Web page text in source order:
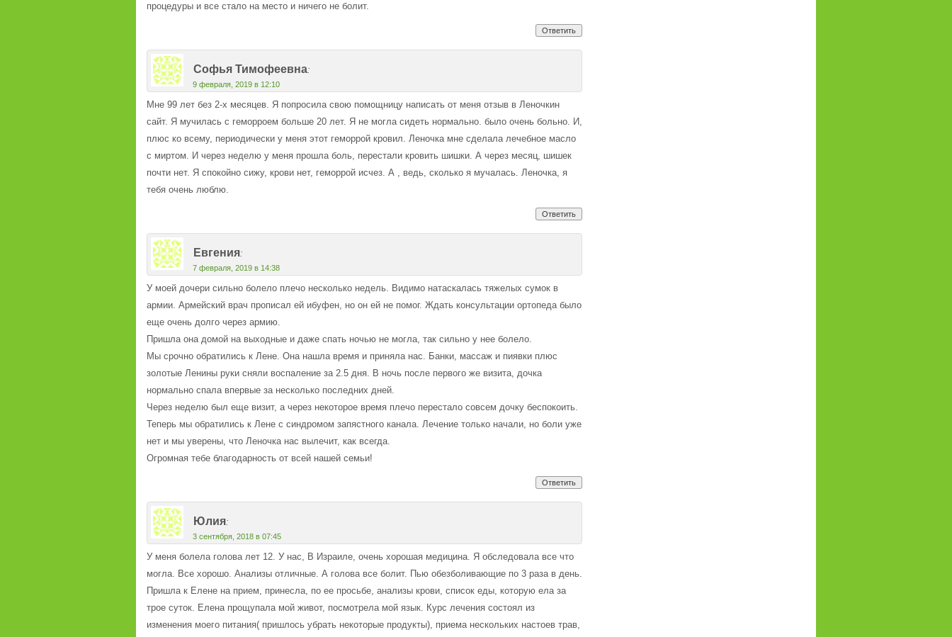
процедуры и все стало на место и ничего не болит.
Ответить
Софья Тимофеевна:
9 февраля, 2019 в 12:10
Мне 99 лет без 2-х месяцев. Я попросила свою помощницу написать от меня отзыв в Леночкин
сайт. Я мучилась с геморроем больше 20 лет. Я не могла сидеть нормально. было очень больно. И,
плюс ко всему, периодически у меня этот геморрой кровил. Леночка мне сделала лечебное масло
с миртом. И через неделю у меня прошла боль, перестали кровить шишки. А через месяц, шишек
почти нет. Я спокойно сижу, крови нет, геморрой исчез. А , ведь, сколько я мучалась. Леночка, я
тебя очень люблю.
Ответить
Евгения:
7 февраля, 2019 в 14:38
У моей дочери сильно болело плечо несколько недель. Видимо натаскалась тяжелых сумок в
армии. Армейский врач прописал ей ибуфен, но он ей не помог. Ждать консультации ортопеда было
еще очень долго через армию.
Пришла она домой на выходные и даже спать ночью не могла, так сильно у нее болело.
Мы срочно обратились к Лене. Она нашла время и приняла нас. Банки, массаж и пиявки плюс
золотые Ленины руки сняли воспаление за 2.5 дня. В ночь после первого же визита, дочка
нормально спала впервые за несколько последних дней.
Через неделю был еще визит, а через некоторое время плечо перестало совсем дочку беспокоить.
Теперь мы обратились к Лене с синдромом запястного канала. Лечение только начали, но боли уже
нет и мы уверены, что Леночка нас вылечит, как всегда.
Огромная тебе благодарность от всей нашей семьи!
Ответить
Юлия:
3 сентября, 2018 в 07:45
У меня болела голова лет 12. У нас, В Израиле, очень хорошая медицина. Я обследовала все что
могла. Все хорошо. Анализы отличные. А голова все болит. Пью обезболивающие по 3 раза в день.
Пришла к Елене на прием, принесла, по ее просьбе, анализы крови, список еды, которую ела за
трое суток. Елена прощупала мой живот, посмотрела мой язык. Курс лечения состоял из
изменения моего питания( пришлось убрать некоторые продукты), приема нескольких настоев трав,